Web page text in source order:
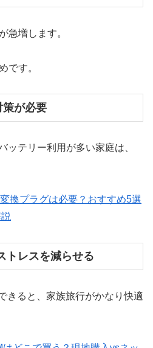
急増します。
です。
が必要
ッテリー利用が多い家庭は、
換プラグは必要？おすすめ5選
トレスを減らせる
きると、家族旅行がかなり快適